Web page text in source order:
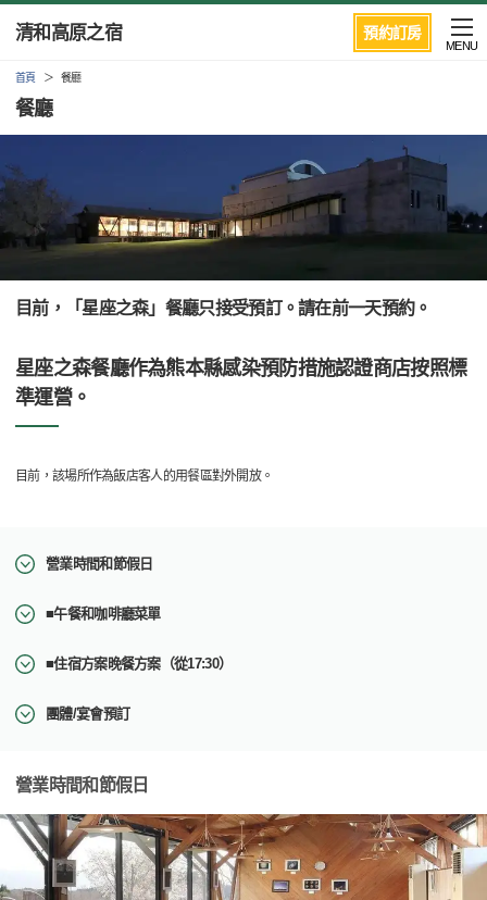
預約訂房
清和高原之宿
MENU
首頁 餐廳
餐廳
目前，「星座之森」餐廳只接受預訂。請在前一天預約。
星座之森餐廳作為熊本縣感染預防措施認證商店按照標
準運營。
目前，該場所作為飯店客人的用餐區對外開放。
營業時間和節假日
■午餐和咖啡廳菜單
■住宿方案晚餐方案（從17:30）
團體/宴會預訂
營業時間和節假日